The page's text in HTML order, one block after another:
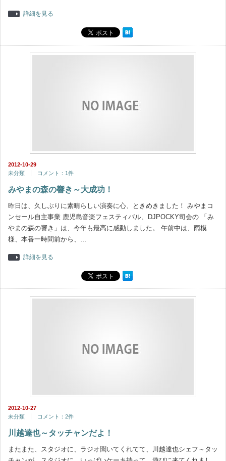
詳細を見る
2012-10-29
未分類
コメント：1件
みやまの森の響き～大成功！
昨日は、久しぶりに素晴らしい演奏に心、ときめきました！ みやまコ
ンセール自主事業 鹿児島音楽フェスティバル、DJPOCKY司会の 「み
やまの森の響き」は、今年も最高に感動しました。 午前中は、雨模
様、本番一時間前から、…
詳細を見る
2012-10-27
未分類
コメント：2件
川越達也～タッチャンだよ！
またまた、スタジオに、ラジオ聞いてくれてて、川越達也シェフ～タッ